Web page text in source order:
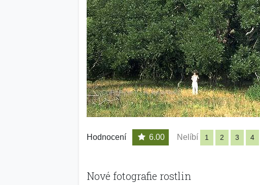
Hodnocení 6.00 Nelíbí 1 2 3 4
Nové fotografie rostlin